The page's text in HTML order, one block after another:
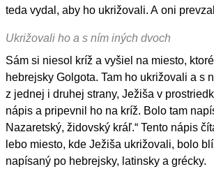
teda vydal, aby ho ukrižovali. A oni
Ukrižovali ho a s ním iných dvoch
Sám si niesol kríž a vyšiel na miesto,
hebrejsky Golgota. Tam ho ukrižovali a s
z jednej i druhej strany, Ježiša v
nápis a pripevnil ho na kríž. Bolo tam
Nazaretský, židovský kráľ.“ Tento nápis
lebo miesto, kde Ježiša ukrižovali, bolo
napísaný po hebrejsky, latinsky a grécky.